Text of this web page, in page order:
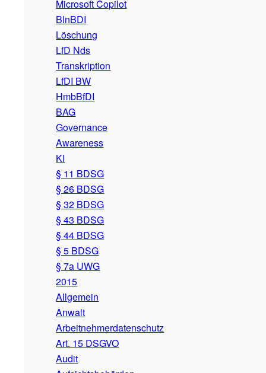
Microsoft Copilot
BlnBDI
Löschung
LfD Nds
Transkription
LfDI BW
HmbBfDI
BAG
Governance
Awareness
KI
§ 11 BDSG
§ 26 BDSG
§ 32 BDSG
§ 43 BDSG
§ 44 BDSG
§ 5 BDSG
§ 7a UWG
2015
Allgemein
Anwalt
Arbeitnehmerdatenschutz
Art. 15 DSGVO
Audit